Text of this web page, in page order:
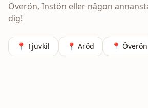
Överön, Instön eller någon
dig!
📍 Tjuvkil 📍 Aröd 📍 Överön